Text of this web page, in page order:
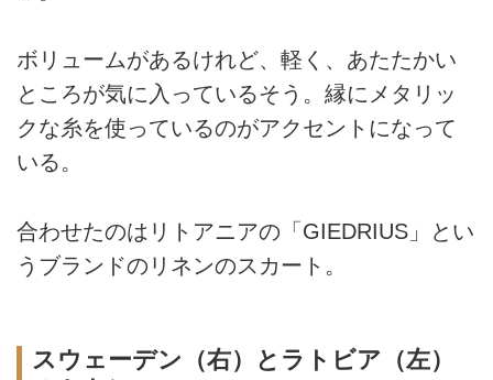
ボリュームがあるけれど、軽く、あたたかい
ところが気に入っているそう。縁にメタリッ
クな糸を使っているのがアクセントになって
いる。
合わせたのはリトアニアの「GIEDRIUS」とい
うブランドのリネンのスカート。
スウェーデン（右）とラトビア（左）